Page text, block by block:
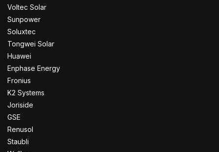
Voltec Solar
Sunpower
Soluxtec
Tongwei Solar
Huawei
Enphase Energy
Fronius
K2 Systems
Joriside
GSE
Renusol
Staubli